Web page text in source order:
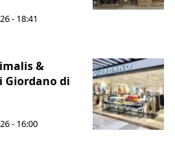
- 18:41
&
Giordano di
- 16:00